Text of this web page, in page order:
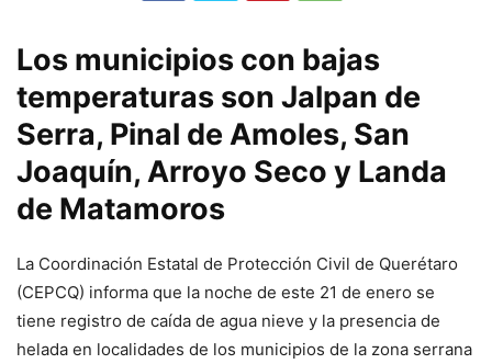
Los municipios con bajas
temperaturas son Jalpan de
Serra, Pinal de Amoles, San
Joaquín, Arroyo Seco y Landa
de Matamoros
La Coordinación Estatal de Protección Civil de Querétaro
(CEPCQ) informa que la noche de este 21 de enero se
tiene registro de caída de agua nieve y la presencia de
helada en localidades de los municipios de la zona serrana